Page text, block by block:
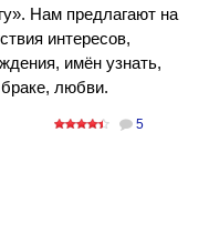
Нам предлагают на
интересов,
имён узнать,
любви.
5